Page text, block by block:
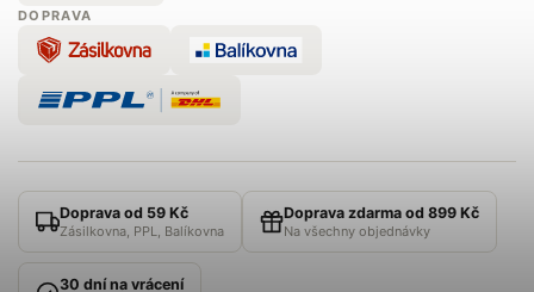
DOPRAVA
Doprava od 59 Kč
Zásilkovna, PPL, Balíkovna
Doprava zdarma od 899 Kč
Na všechny objednávky
30 dní na vrácení